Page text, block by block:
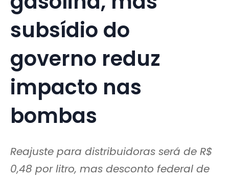
subsídio do
governo reduz
impacto nas
bombas
Reajuste para distribuidoras será de R$
0,48 por litro, mas desconto federal de